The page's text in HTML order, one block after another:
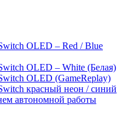
OLED – Red / Blue
OLED – White (Белая)
OLED (GameReplay)
красный неон / синий
автономной работы